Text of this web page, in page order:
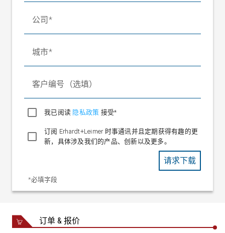
公司
城市
客户编号（选填）
我已阅读 隐私政策 接受*
订阅 Erhardt+Leimer 时事通讯并且定期获得有趣的更
新，具体涉及我们的产品、创新以及更多。
*必填字段
请求下载
订单 & 报价